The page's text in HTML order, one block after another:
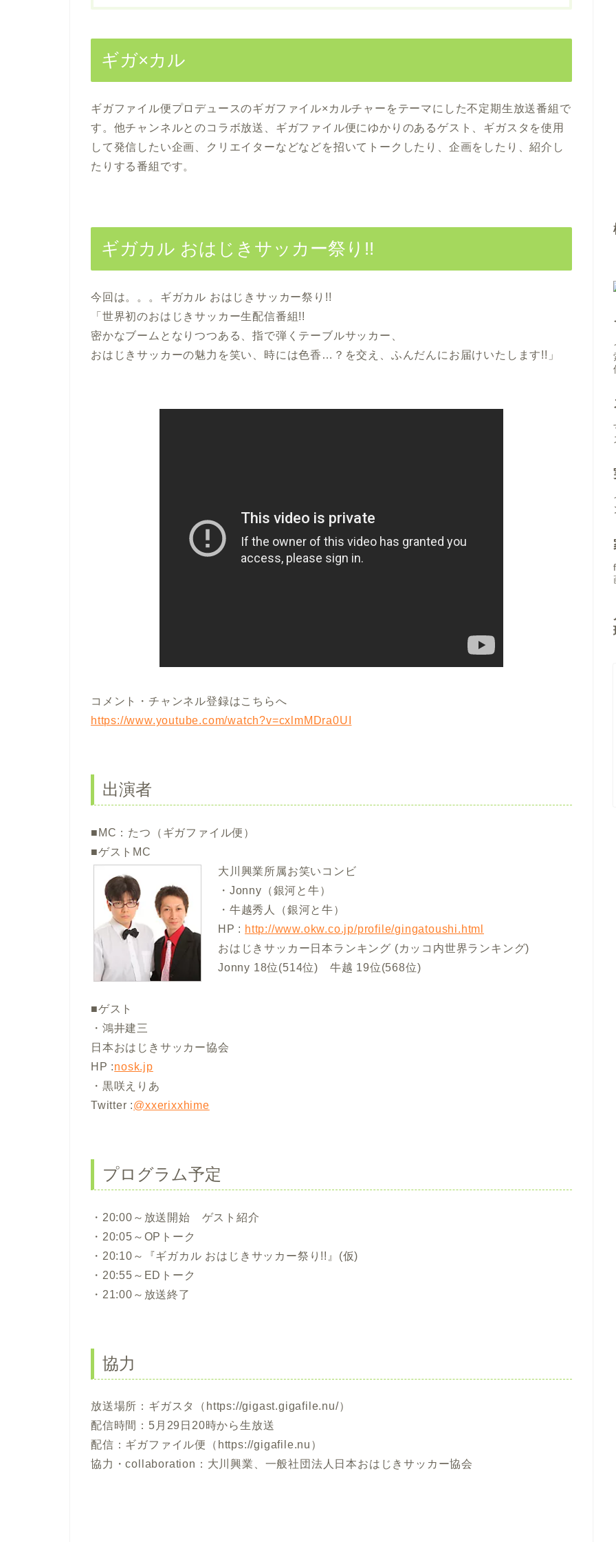
ギガ×カル
ギガファイル便プロデュースのギガファイル×カルチャーをテーマにした不定期生放送番組で
す。他チャンネルとのコラボ放送、ギガファイル便にゆかりのあるゲスト、ギガスタを使用
して発信したい企画、クリエイターなどなどを招いてトークしたり、企画をしたり、紹介し
たりする番組です。
ギガカル おはじきサッカー祭り!!
今回は。。。ギガカル おはじきサッカー祭り!!
「世界初のおはじきサッカー生配信番組!!
密かなブームとなりつつある、指で弾くテーブルサッカー、
おはじきサッカーの魅力を笑い、時には色香…？を交え、ふんだんにお届けいたします!!」
コメント・チャンネル登録はこちらへ
https://www.youtube.com/watch?v=cxlmMDra0UI
出演者
■MC：たつ（ギガファイル便）
■ゲストMC
大川興業所属お笑いコンビ
・Jonny（銀河と牛）
・牛越秀人（銀河と牛）
HP : http://www.okw.co.jp/profile/gingatoushi.html
おはじきサッカー日本ランキング (カッコ内世界ランキング)
Jonny 18位(514位) 牛越 19位(568位)
■ゲスト
・鴻井建三
日本おはじきサッカー協会
HP :nosk.jp
・黒咲えりあ
Twitter :@xxerixxhime
プログラム予定
・20:00～放送開始 ゲスト紹介
・20:05～OPトーク
・20:10～『ギガカル おはじきサッカー祭り!!』(仮)
・20:55～EDトーク
・21:00～放送終了
協力
放送場所：ギガスタ（https://gigast.gigafile.nu/）
配信時間：5月29日20時から生放送
配信：ギガファイル便（https://gigafile.nu）
協力・collaboration：大川興業、一般社団法人日本おはじきサッカー協会